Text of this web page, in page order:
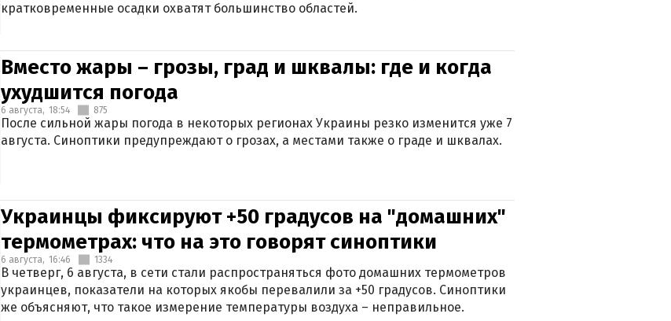
кратковременные осадки охватят большинство областей.
Вместо жары – грозы, град и шквалы: где и когда
ухудшится погода
6 августа, 18:54 875
После сильной жары погода в некоторых регионах Украины резко изменится уже 7
августа. Синоптики предупреждают о грозах, а местами также о граде и шквалах.
Украинцы фиксируют +50 градусов на "домашних"
термометрах: что на это говорят синоптики
6 августа, 16:46 1334
В четверг, 6 августа, в сети стали распространяться фото домашних термометров
украинцев, показатели на которых якобы перевалили за +50 градусов. Синоптики
же объясняют, что такое измерение температуры воздуха – неправильное.